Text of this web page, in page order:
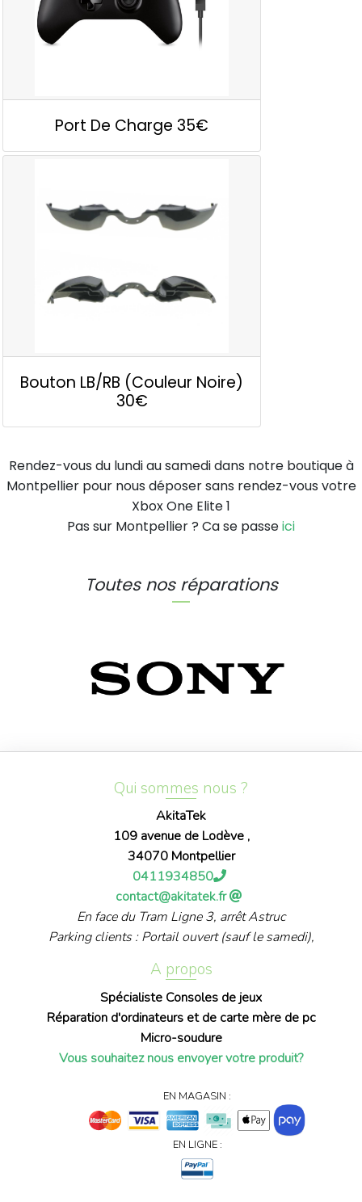
Port De Charge 35€
Bouton LB/RB (couleur Noire)
30€
Rendez-vous du lundi au samedi dans notre boutique à
Montpellier pour nous déposer sans rendez-vous votre
Xbox One Elite 1
Pas sur Montpellier ? Ca se passeici
Toutes nos réparations
Qui sommes nous ?
AkitaTek
109 avenue de Lodève ,
34070 Montpellier
0411934850
contact@akitatek.fr
En face du Tram Ligne 3, arrêt Astruc
Parking clients : Portail ouvert (sauf le samedi),
A propos
Spécialiste Consoles de jeux
Réparation d'ordinateurs et de carte mère de pc
Micro-soudure
Vous souhaitez nous envoyer votre produit?
EN MAGASIN :
EN LIGNE :